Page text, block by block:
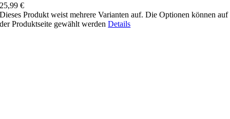
25,99€
Dieses Produkt weist mehrere Varianten auf. Die Optionen können auf
der Produktseite gewählt werdenDetails